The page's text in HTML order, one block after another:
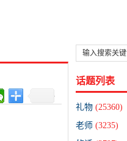
话题列表
礼物 (25360)
老师 (3235)